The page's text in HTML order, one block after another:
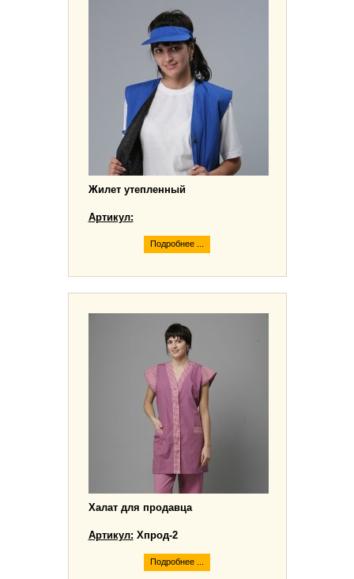
Жилет утепленный
Артикул:
Подробнее ...
Халат для продавца
Артикул: Хпрод-2
Подробнее ...